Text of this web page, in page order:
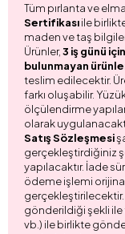
Tüm pırlanta ve
Sertifikasıile
maden ve taş
Ürünler,3 iş günü
bulunmayan
teslim edilecektir.
farkı oluşabilir.
ölçülendirme
olarak
Satış Sözleşmesi
gerçekleştirdiğiniz
yapılacaktır. İade
ödeme işlemi
gönderildiği şekli
vb.) ile birlikte